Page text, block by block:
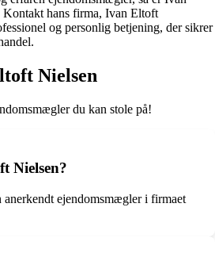
hans firma, Ivan Eltoft
og personlig betjening, der sikrer
Nielsen
du kan stole på!
Nielsen?
ejendomsmægler i firmaet